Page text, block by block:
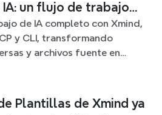
IA: un flujo de trabajo
de IA completo con Xmind,
y CLI, transformando
y archivos fuente en
Plantillas de Xmind ya